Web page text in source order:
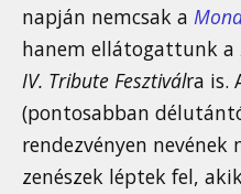
napján nemcsak a
hanem ellátogattunk a
IV. Tribute Fesztiválra is.
(pontosabban
rendezvényen nevének
zenészek léptek fel,